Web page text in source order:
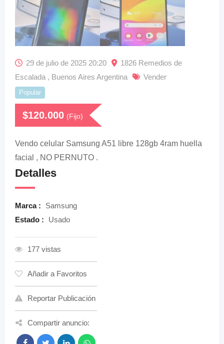
29 de julio de 2025 20:20
1826 Remedios de
Escalada , Buenos Aires Argentina
Vender
Popular
$120.000 (Fijo)
Vendo celular Samsung A51 libre 128gb 4ram huella
facial , NO PERNUTO .
Detalles
Marca :
Samsung
Estado :
Usado
177 vistas
Añadir a Favoritos
Reportar Publicación
Compartir anuncio: